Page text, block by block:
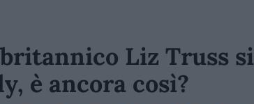
Liz Truss si
è ancora così?